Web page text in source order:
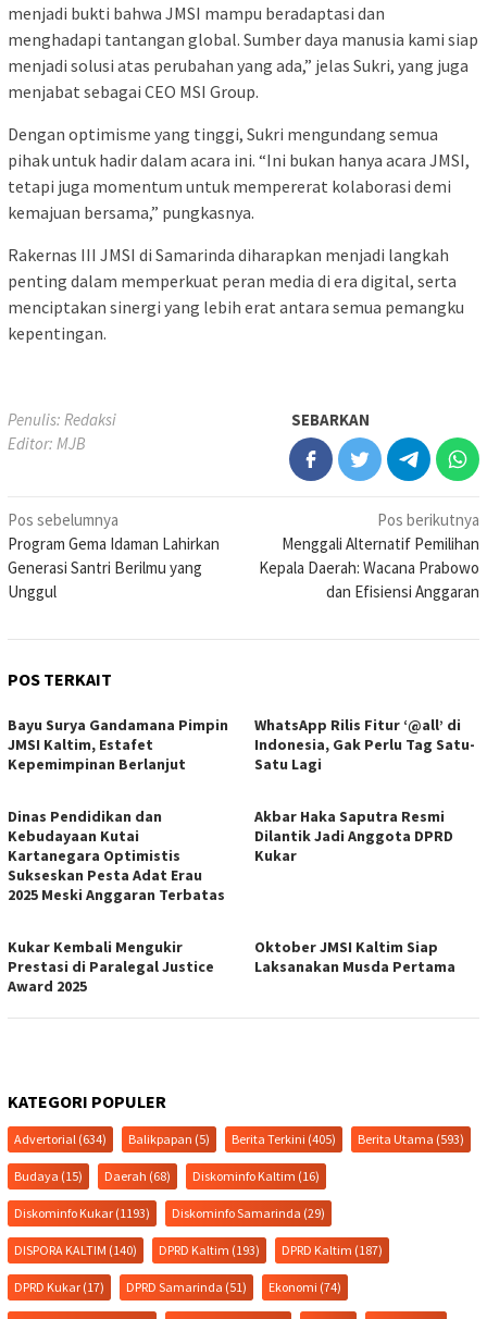
menjadi bukti bahwa JMSI mampu beradaptasi dan
menghadapi tantangan global. Sumber daya manusia kami siap
menjadi solusi atas perubahan yang ada,” jelas Sukri, yang juga
menjabat sebagai CEO MSI Group.
Dengan optimisme yang tinggi, Sukri mengundang semua
pihak untuk hadir dalam acara ini. “Ini bukan hanya acara JMSI,
tetapi juga momentum untuk mempererat kolaborasi demi
kemajuan bersama,” pungkasnya.
Rakernas III JMSI di Samarinda diharapkan menjadi langkah
penting dalam memperkuat peran media di era digital, serta
menciptakan sinergi yang lebih erat antara semua pemangku
kepentingan.
Penulis: Redaksi
Editor: MJB
SEBARKAN
Navigasi
pos
Pos sebelumnya
Program Gema Idaman Lahirkan
Generasi Santri Berilmu yang
Unggul
Pos berikutnya
Menggali Alternatif Pemilihan
Kepala Daerah: Wacana Prabowo
dan Efisiensi Anggaran
POS TERKAIT
Bayu Surya Gandamana Pimpin
JMSI Kaltim, Estafet
Kepemimpinan Berlanjut
WhatsApp Rilis Fitur ‘@all’ di
Indonesia, Gak Perlu Tag Satu-
Satu Lagi
Dinas Pendidikan dan
Kebudayaan Kutai
Kartanegara Optimistis
Sukseskan Pesta Adat Erau
2025 Meski Anggaran Terbatas
Akbar Haka Saputra Resmi
Dilantik Jadi Anggota DPRD
Kukar
Kukar Kembali Mengukir
Prestasi di Paralegal Justice
Award 2025
Oktober JMSI Kaltim Siap
Laksanakan Musda Pertama
KATEGORI POPULER
Advertorial (634) Balikpapan (5) Berita Terkini (405) Berita Utama (593)
Budaya (15) Daerah (68) Diskominfo Kaltim (16)
Diskominfo Kukar (1193) Diskominfo Samarinda (29)
DISPORA KALTIM (140) DPRD Kaltim (193) DPRD Kaltim (187)
DPRD Kukar (17) DPRD Samarinda (51) Ekonomi (74)